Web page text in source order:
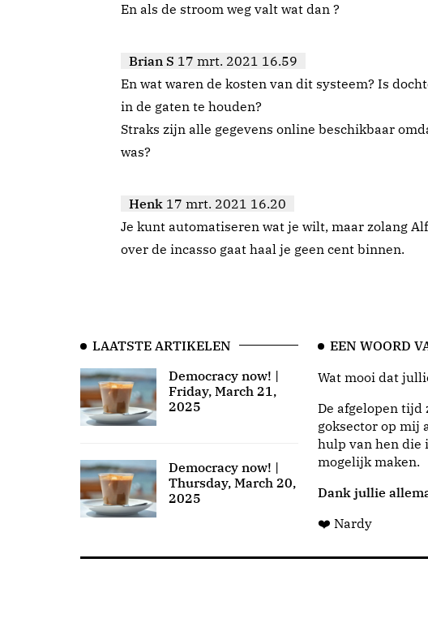
En als de stroom weg valt wat dan ?
Brian S 17 mrt. 2021 16.59
En wat waren de kosten van dit systeem? Is
in de gaten te houden?
Straks zijn alle gegevens online beschikbaar
was?
Henk 17 mrt. 2021 16.20
Je kunt automatiseren wat je wilt, maar zolang
over de incasso gaat haal je geen cent binnen.
LAATSTE ARTIKELEN
Democracy now! |
Friday, March 21,
2025
Democracy now! |
Thursday, March 20,
2025
EEN WOORD
Wat mooi dat
De afgelopen tijd
goksector op mij
hulp van hen die
mogelijk maken.
Dank jullie
❤️ Nardy